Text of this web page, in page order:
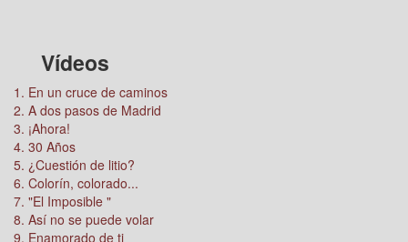
Vídeos
1. En un cruce de caminos
2. A dos pasos de Madrid
3. ¡Ahora!
4. 30 Años
5. ¿Cuestión de litio?
6. Colorín, colorado...
7. "El Imposible "
8. Así no se puede volar
9. Enamorado de ti